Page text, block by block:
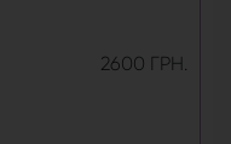
2600 ГРН.